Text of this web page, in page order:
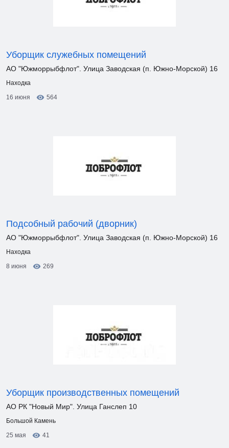
Уборщик служебных помещений
АО "Южморрыбфлот". Улица Заводская (п. Южно-Морской) 16
Находка
16 июня
564
Подсобный рабочий (дворник)
АО "Южморрыбфлот". Улица Заводская (п. Южно-Морской) 16
Находка
8 июня
269
Уборщик производственных помещений
АО РК "Новый Мир". Улица Ганслеп 10
Большой Камень
25 мая
41